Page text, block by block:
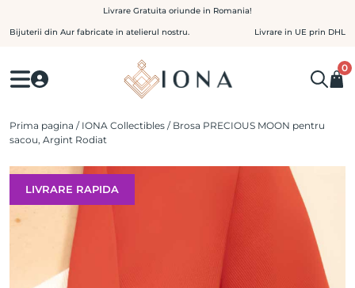
to
Livrare Gratuita oriunde in Romania!
Bijuterii din Aur fabricate in atelierul nostru. Livrare in UE prin DHL
0
Prima pagina / IONA Collectibles / Brosa PRECIOUS MOON pentru
sacou, Argint Rodiat
LIVRARE RAPIDA